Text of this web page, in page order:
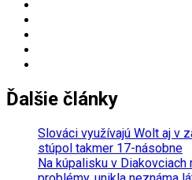
Ďalšie články
Slováci využívajú Wolt aj v
stúpol takmer 17-násobne
Na kúpalisku v